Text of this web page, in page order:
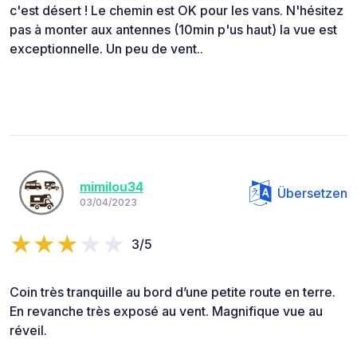
c'est désert ! Le chemin est OK pour les vans. N'hésitez
pas à monter aux antennes (10min p'us haut) la vue est
exceptionnelle. Un peu de vent..
mimilou34
03/04/2023
Übersetzen
3/5
Coin très tranquille au bord d’une petite route en terre.
En revanche très exposé au vent. Magnifique vue au
réveil.